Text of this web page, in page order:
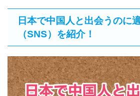
日本で中国人と出会うのに
（SNS）を紹介！